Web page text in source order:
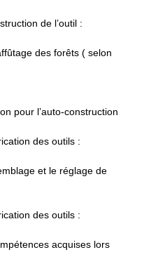
de l’outil :
des forêts ( selon
pour l’auto-construction
des outils :
et le réglage de
des outils :
acquises lors